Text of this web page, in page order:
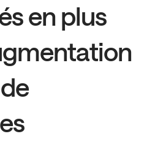
en plus